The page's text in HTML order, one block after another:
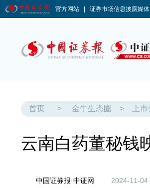
首页 > 金牛生态圈 > 上
云南白药董秘钱
中国证券报·中证网 2024-11-04